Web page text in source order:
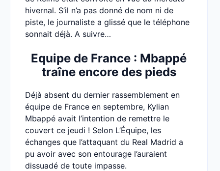
hivernal. S’il n’a pas donné de nom ni de
piste, le journaliste a glissé que le téléphone
sonnait déjà. A suivre…
Equipe de France : Mbappé
traîne encore des pieds
Déjà absent du dernier rassemblement en
équipe de France en septembre, Kylian
Mbappé avait l’intention de remettre le
couvert ce jeudi ! Selon L’Équipe, les
échanges que l’attaquant du Real Madrid a
pu avoir avec son entourage l’auraient
dissuadé de toute impasse.